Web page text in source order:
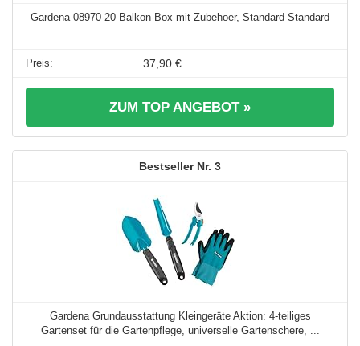
Gardena 08970-20 Balkon-Box mit Zubehoer, Standard Standard
...
37,90 €
ZUM TOP ANGEBOT »
3
Gardena Grundausstattung Kleingeräte Aktion: 4-teiliges
Gartenset für die Gartenpflege, universelle Gartenschere, ...